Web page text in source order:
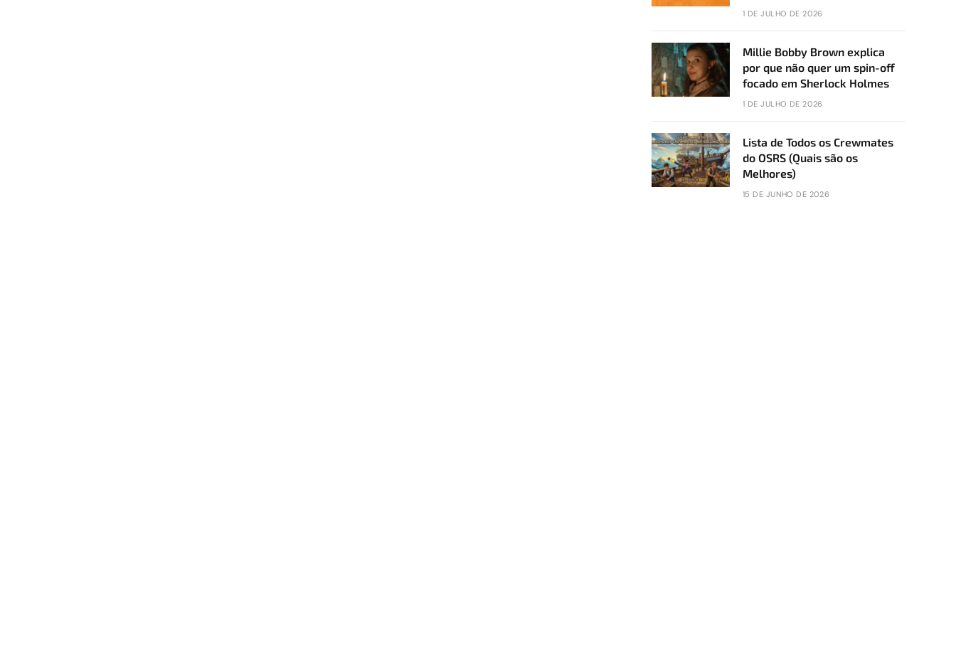
1 DE JULHO DE 2026
Millie Bobby Brown explica
por que não quer um spin-off
focado em Sherlock Holmes
1 DE JULHO DE 2026
Lista de Todos os Crewmates
do OSRS (Quais são os
Melhores)
15 DE JUNHO DE 2026